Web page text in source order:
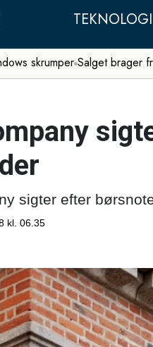
TEKNOLOGI
skrumper Salget brager
sigter efter
kl. 06.35